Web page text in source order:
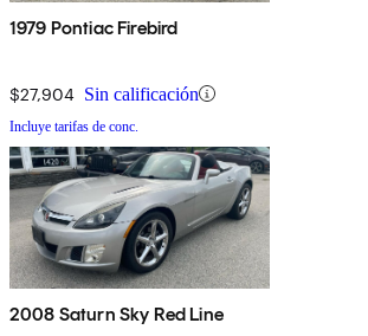
1979 Pontiac Firebird
$27,904 Sin calificación
Incluye tarifas de conc.
2008 Saturn Sky Red Line